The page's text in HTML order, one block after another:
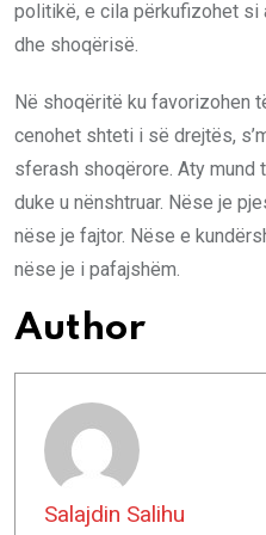
politikë, e cila përkufizohet si
dhe shoqërisë.
Në shoqëritë ku favorizohen
cenohet shteti i së drejtës,
sferash shoqërore. Aty mund
duke u nënshtruar. Nëse je
nëse je fajtor. Nëse e
nëse je i pafajshëm.
Author
Salajdin Salihu